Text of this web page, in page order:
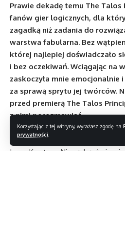
Korzystając z tej witryny, wyrażasz zgodę na
prywatności
Prawie dekadę temu The Talos
fanów gier logicznych, dla
zagadką niż zadania do
warstwa fabularna. Bez
której najlepiej doświadczało
i bez oczekiwań. Wciągając na
zaskoczyła mnie emocjonalnie i
za sprawą sprytu jej twórców.
przed premierą The Talos
z nimi porozmawiać.
The Talos Principle jest dla mnie
Co zainspirowało historię gier w
Jonas Kyratzes: Nie sądzę, że